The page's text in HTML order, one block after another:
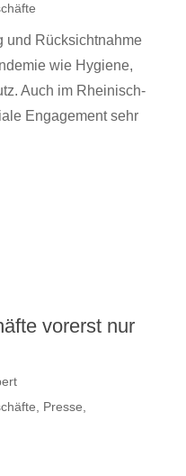
und Rücksichtnahme
wie Hygiene,
Auch im Rheinisch-
Engagement sehr
vorerst nur
Presse